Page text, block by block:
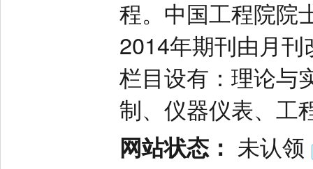
程。中国工程院院
2014年期刊由月
栏目设有：理论与
制、仪器仪表、工
网站状态： 未认领